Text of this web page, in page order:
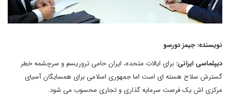
نویسنده: جیمز دورسو
دیپلماسی ایرانی: برای ایالات متحده، ایران حامی تروریسم و سرچشمه خطر
گسترش سلاح هسته ای است اما جمهوری اسلامی برای همسایگان آسیای
مرکزی اش یک فرصت سرمایه گذاری و تجاری محسوب می شود.